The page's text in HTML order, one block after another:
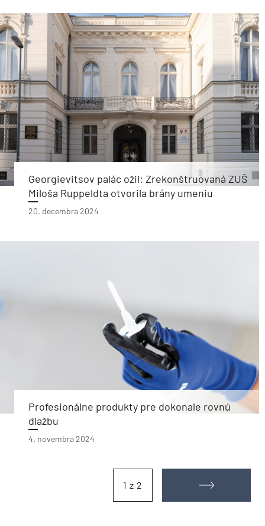
Georgievitsov palác ožil: Zrekonštruovaná ZUŠ
Miloša Ruppeldta otvorila brány umeniu
20. decembra 2024
Profesionálne produkty pre dokonale rovnú
dlažbu
4. novembra 2024
1 z 2